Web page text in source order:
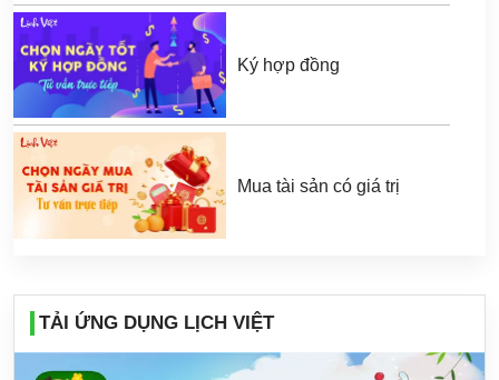
Ký hợp đồng
Mua tài sản có giá trị
TẢI ỨNG DỤNG LỊCH VIỆT